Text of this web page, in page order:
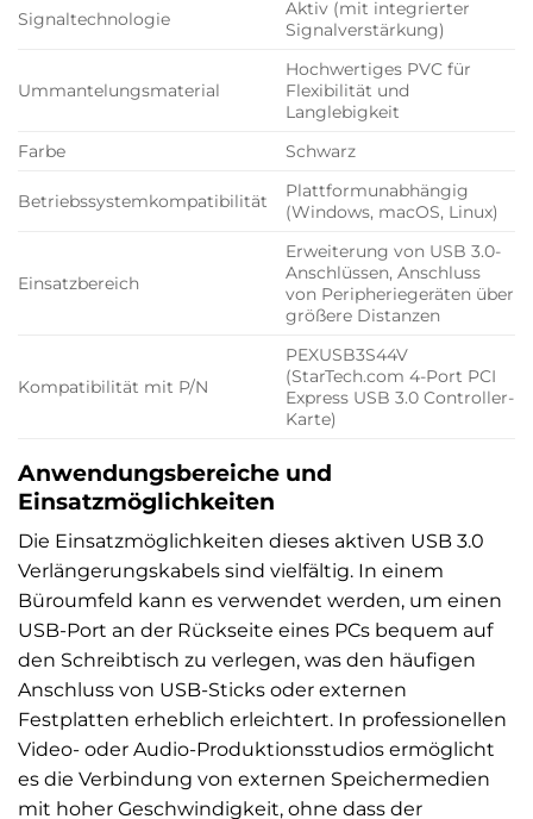
Signaltechnologie
Aktiv (mit integrierter
Signalverstärkung)
Ummantelungsmaterial
Hochwertiges PVC für
Flexibilität und
Langlebigkeit
Farbe
Schwarz
Betriebssystemkompatibilität
Plattformunabhängig
(Windows, macOS, Linux)
Einsatzbereich
Erweiterung von USB 3.0-
Anschlüssen, Anschluss
von Peripheriegeräten über
größere Distanzen
Kompatibilität mit P/N
PEXUSB3S44V
(StarTech.com 4-Port PCI
Express USB 3.0 Controller-
Karte)
Anwendungsbereiche und
Einsatzmöglichkeiten
Die Einsatzmöglichkeiten dieses aktiven USB 3.0
Verlängerungskabels sind vielfältig. In einem
Büroumfeld kann es verwendet werden, um einen
USB-Port an der Rückseite eines PCs bequem auf
den Schreibtisch zu verlegen, was den häufigen
Anschluss von USB-Sticks oder externen
Festplatten erheblich erleichtert. In professionellen
Video- oder Audio-Produktionsstudios ermöglicht
es die Verbindung von externen Speichermedien
mit hoher Geschwindigkeit, ohne dass der